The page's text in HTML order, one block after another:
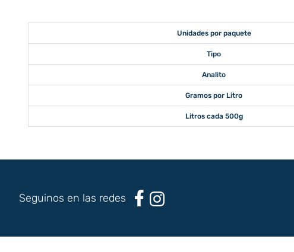
Unidades por paquete
Tipo
Analito
Gramos por Litro
Litros cada 500g
Seguinos en las redes